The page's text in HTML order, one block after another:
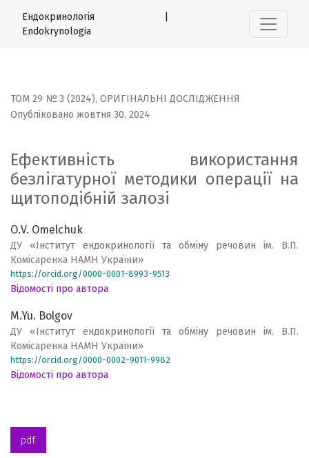
Ефективність використання безлігатурної методики
Ендокринологія |
Endokrynologia
ТОМ 29 № 3 (2024), ОРИГІНАЛЬНІ ДОСЛІДЖЕННЯ
Ефективність використання
безлігатурної методики операції на
щитоподібній залозі
Опубліковано жовтня 30, 2024
О.V. Omelchuk
ДУ «Інститут ендокринології та обміну речовин ім. В.П.
Комісаренка НАМН України»
https://orcid.org/0000-0001-8993-9513
Відомості про автора
M.Yu. Bolgov
ДУ «Інститут ендокринології та обміну речовин ім. В.П.
Комісаренка НАМН України»
https://orcid.org/0000-0002-9011-9982
Відомості про автора
pdf